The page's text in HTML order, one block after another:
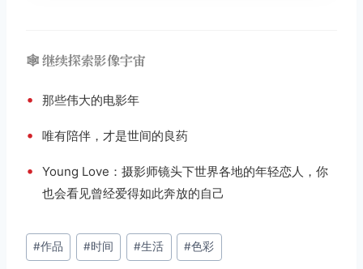
🕸️ 继续探索影像宇宙
• 那些伟大的电影年
• 唯有陪伴，才是世间的良药
•
Young Love：摄影师镜头下世界各地的年轻恋人，你
也会看见曾经爱得如此奔放的自己
文
章
#作品 #时间 #生活 #色彩